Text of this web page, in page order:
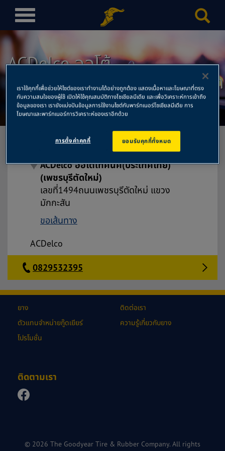
T
l
n
a
v
t
ACDelco ออโต้
เทคนิค(ประเทศไทย)(เพชรบุรีตัด
ใหม่)
ACDelco ออโต้เทคนิค(ประเทศไทย)
(เพชรบุรีตัดใหม่)
เลขที่1494ถนนเพชรบุรีตัดใหม่ แขวง
มักกะสัน
ขอเส้นทาง
ACDelco
0829532395
ยาง
ตัวแทนจำหน่ายกู๊ดเยียร์
โปรโมชั่น
ติดต่อเรา
ความรู้เกี่ยวกับยาง
ติดตามเรา
© 2026 The Goodyear Tire & Rubber Company. All rights
เราใช้คุกกี้เพื่อช่วยให้ไซต์ของเราทำงานได้อย่างถูกต้อง แสดงเนื้อหาและโฆษณาที่ตรง
กับความสนใจของผู้ใช้ เปิดให้ใช้คุณสมบัติทางโซเชียลมีเดีย และเพื่อวิเคราะห์การเข้าถึง
ข้อมูลของเรา เรายังแบ่งปันข้อมูลการใช้งานไซต์กับพาร์ทเนอร์โซเชียลมีเดีย การ
โฆษณาและพาร์ทเนอร์การวิเคราะห์ของเราอีกด้วย
ยอมรับคุกกี้ทั้งหมด
การตั้งค่าคุกกี้